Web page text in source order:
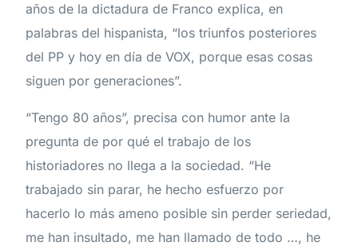
años de la dictadura de Franco explica, en
palabras del hispanista, “los triunfos posteriores
del PP y hoy en día de VOX, porque esas cosas
siguen por generaciones”.
“Tengo 80 años”, precisa con humor ante la
pregunta de por qué el trabajo de los
historiadores no llega a la sociedad. “He
trabajado sin parar, he hecho esfuerzo por
hacerlo lo más ameno posible sin perder seriedad,
me han insultado, me han llamado de todo …, he